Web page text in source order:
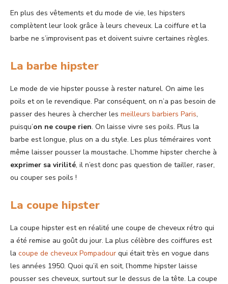
En plus des vêtements et du mode de vie, les hipsters
complètent leur look grâce à leurs cheveux. La coiffure et la
barbe ne s’improvisent pas et doivent suivre certaines règles.
La barbe hipster
Le mode de vie hipster pousse à rester naturel. On aime les
poils et on le revendique. Par conséquent, on n’a pas besoin de
passer des heures à chercher les meilleurs barbiers Paris,
puisqu’on ne coupe rien. On laisse vivre ses poils. Plus la
barbe est longue, plus on a du style. Les plus téméraires vont
même laisser pousser la moustache. L’homme hipster cherche à
exprimer sa virilité, il n’est donc pas question de tailler, raser,
ou couper ses poils !
La coupe hipster
La coupe hipster est en réalité une coupe de cheveux rétro qui
a été remise au goût du jour. La plus célèbre des coiffures est
la coupe de cheveux Pompadour qui était très en vogue dans
les années 1950. Quoi qu’il en soit, l’homme hipster laisse
pousser ses cheveux, surtout sur le dessus de la tête. La coupe